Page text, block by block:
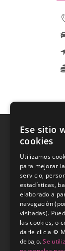
Ese sitio
cookies
Utilizamos
para mejorar
servicio,
estadísticas,
elaborado a
navegación
visitadas).
las cookies, o
darle clic a ⚙️
debajo.Se